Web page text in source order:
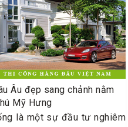
Âu đẹp sang chảnh nằm
Mỹ Hưng
là một sự đầu tư nghiêm